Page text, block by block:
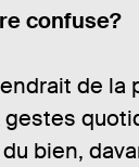
confuse?
de la
gestes
bien,